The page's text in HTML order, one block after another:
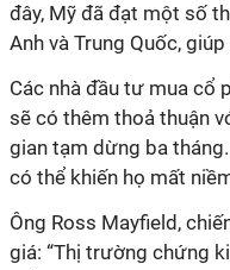
đây, Mỹ đã đạt một số
Anh và Trung Quốc,
Các nhà đầu tư mua cổ
sẽ có thêm thoả thuận
gian tạm dừng ba
có thể khiến họ mất
Ông Ross Mayfield,
giá: “Thị trường chứng